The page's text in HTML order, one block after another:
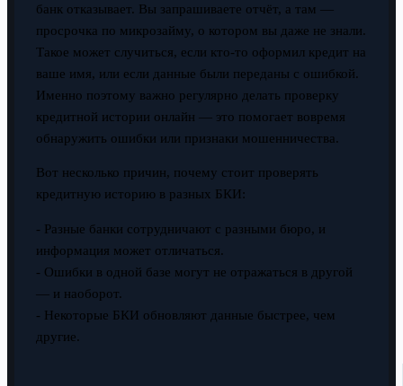
банк отказывает. Вы запрашиваете отчёт, а там —
просрочка по микрозайму, о котором вы даже не знали.
Такое может случиться, если кто-то оформил кредит на
ваше имя, или если данные были переданы с ошибкой.
Именно поэтому важно регулярно делать проверку
кредитной истории онлайн — это помогает вовремя
обнаружить ошибки или признаки мошенничества.
Вот несколько причин, почему стоит проверять
кредитную историю в разных БКИ:
- Разные банки сотрудничают с разными бюро, и
информация может отличаться.
- Ошибки в одной базе могут не отражаться в другой
— и наоборот.
- Некоторые БКИ обновляют данные быстрее, чем
другие.